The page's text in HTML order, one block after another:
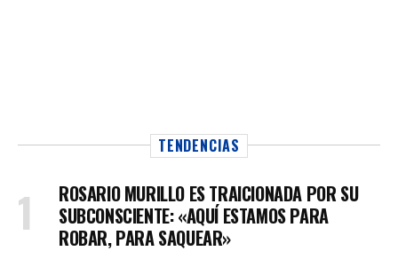
TENDENCIAS
ROSARIO MURILLO ES TRAICIONADA POR SU
SUBCONSCIENTE: «AQUÍ ESTAMOS PARA
ROBAR, PARA SAQUEAR»